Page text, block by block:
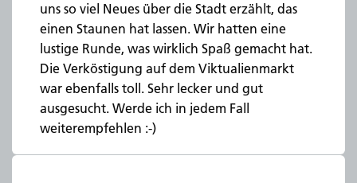
uns so viel Neues über die Stadt erzählt, das
einen Staunen hat lassen. Wir hatten eine
lustige Runde, was wirklich Spaß gemacht hat.
Die Verköstigung auf dem Viktualienmarkt
war ebenfalls toll. Sehr lecker und gut
ausgesucht. Werde ich in jedem Fall
weiterempfehlen :-)